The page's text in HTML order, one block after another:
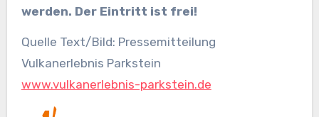
werden. Der Eintritt ist frei!
Quelle Text/Bild: Pressemitteilung
Vulkanerlebnis Parkstein
www.vulkanerlebnis-parkstein.de